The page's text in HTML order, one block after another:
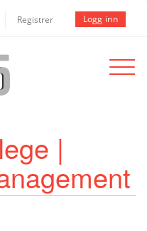
Registrer Logg inn
Toggle
|